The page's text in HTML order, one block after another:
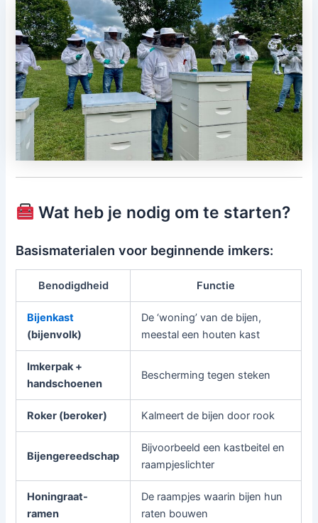
Wat heb je nodig om te starten?
Basismaterialen voor beginnende imkers:
Benodigdheid Functie
Bijenkast
(bijenvolk)
De ‘woning’ van de bijen,
meestal een houten kast
Imkerpak +
handschoenen
Bescherming tegen steken
Roker (beroker) Kalmeert de bijen door rook
Bijengereedschap
Bijvoorbeeld een kastbeitel en
raampjeslichter
Honingraat-
ramen
De raampjes waarin bijen hun
raten bouwen